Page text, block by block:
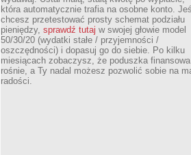
która automatycznie trafia na osobne konto.
chcesz przetestować prosty schemat podziału
pieniędzy, sprawdź tutaj w swojej głowie model
50/30/20 (wydatki stałe / przyjemności /
oszczędności) i dopasuj go do siebie. Po kilku
miesiącach zobaczysz, że poduszka finansowa
rośnie, a Ty nadal możesz pozwolić sobie na
radości.